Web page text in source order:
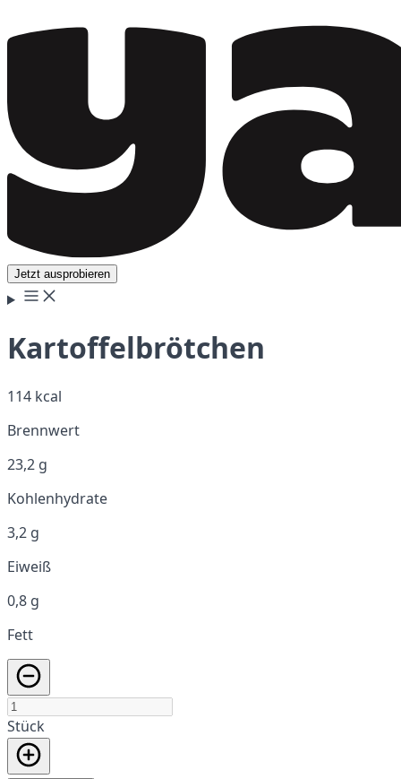
Jetzt ausprobieren
Kartoffelbrötchen
114 kcal
Brennwert
23,2 g
Kohlenhydrate
3,2 g
Eiweiß
0,8 g
Fett
Stück